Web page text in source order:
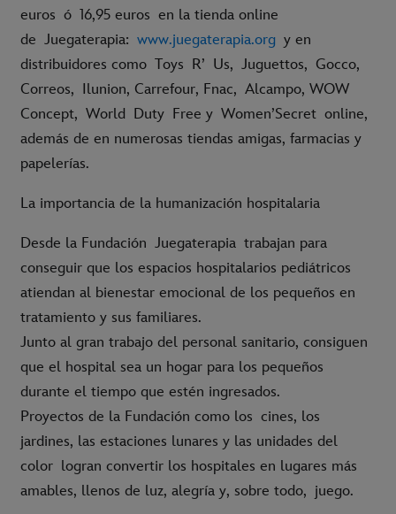
euros ó 16,95 euros en la tienda online
de Juegaterapia: www.juegaterapia.org y en
distribuidores como Toys R’ Us, Juguettos, Gocco,
Correos, Ilunion, Carrefour, Fnac, Alcampo, WOW
Concept, World Duty Free y Women’Secret online,
además de en numerosas tiendas amigas, farmacias y
papelerías.
La importancia de la humanización hospitalaria
Desde la Fundación Juegaterapia trabajan para
conseguir que los espacios hospitalarios pediátricos
atiendan al bienestar emocional de los pequeños en
tratamiento y sus familiares.
Junto al gran trabajo del personal sanitario, consiguen
que el hospital sea un hogar para los pequeños
durante el tiempo que estén ingresados.
Proyectos de la Fundación como los cines, los
jardines, las estaciones lunares y las unidades del
color logran convertir los hospitales en lugares más
amables, llenos de luz, alegría y, sobre todo, juego.